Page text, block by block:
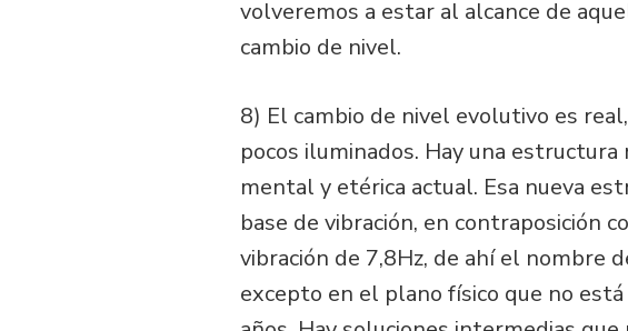
volveremos a estar al alcance de
cambio de nivel.
8) El cambio de nivel evolutivo es
pocos iluminados. Hay una
mental y etérica actual. Esa nueva
base de vibración, en contraposición
vibración de 7,8Hz, de ahí el nombre
excepto en el plano físico que no